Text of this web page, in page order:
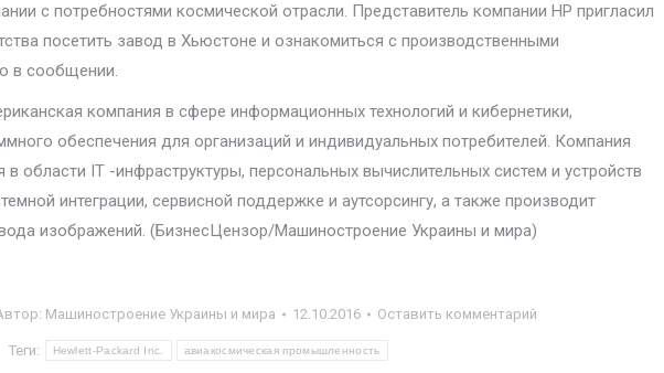
с потребностями космической отрасли. Представитель компании HP пригласил
посетить завод в Хьюстоне и ознакомиться с производственными
в сообщении.
компания в сфере информационных технологий и кибернетики,
обеспечения для организаций и индивидуальных потребителей. Компания
области IT -инфраструктуры, персональных вычислительных систем и устройств
интеграции, сервисной поддержке и аутсорсингу, а также производит
изображений. (БизнесЦензор/Машиностроение Украины и мира)
Машиностроение Украины и мира 12.10.2016 Оставить комментарий
Теги: Hewlett-Packard Inc. авиакосмическая промышленность